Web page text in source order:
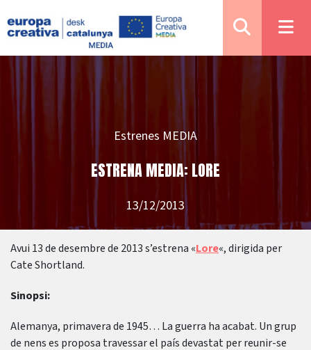
Estrenes MEDIA
ESTRENA MEDIA: LORE
13/12/2013
Avui 13 de desembre de 2013 s’estrena «Lore«, dirigida per
Cate Shortland.
Sinopsi:
Alemanya, primavera de 1945… La guerra ha acabat. Un grup
de nens es proposa travessar el país devastat per reunir-se